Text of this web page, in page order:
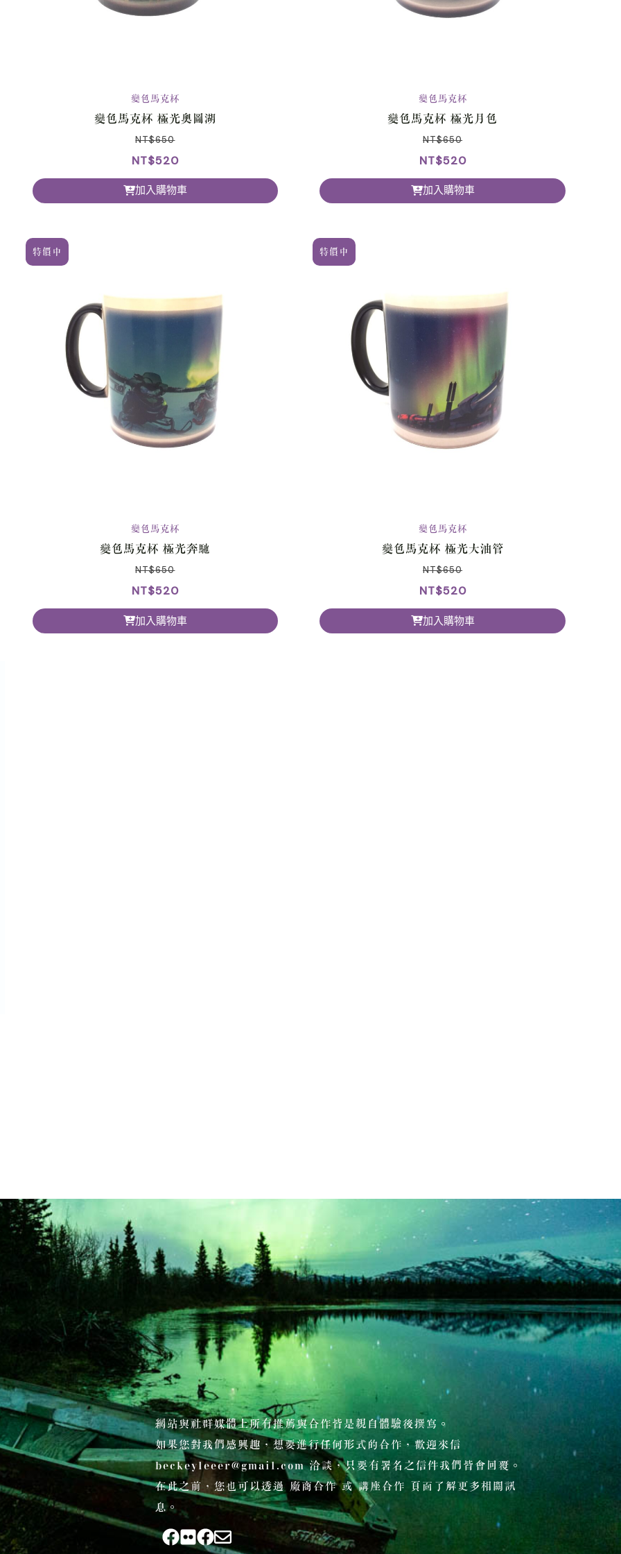
變色馬克杯
變色馬克杯 極光奧圖湖
NT$650
NT$520
加入購物車
變色馬克杯
變色馬克杯 極光月色
NT$650
NT$520
加入購物車
特價中
變色馬克杯
變色馬克杯 極光奔馳
NT$650
NT$520
加入購物車
特價中
變色馬克杯
變色馬克杯 極光大油管
NT$650
NT$520
加入購物車
網站與社群媒體上所有推薦與合作皆是親自體驗後撰寫。
如果您對我們感興趣，想要進行任何形式的合作，歡迎來信
beckeyleeer@gmail.com洽談，只要有署名之信件我們皆會回覆。
在此之前，您也可以透過 廠商合作 或 講座合作 頁面了解更多相關訊
息。